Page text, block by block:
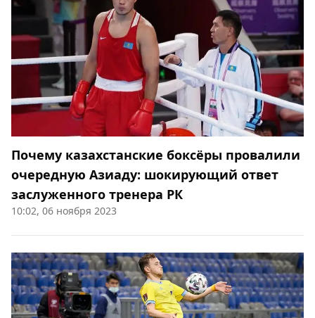
Почему казахстанские боксёры провалили
очередную Азиаду: шокирующий ответ
заслуженного тренера РК
10:02, 06 ноября 2023